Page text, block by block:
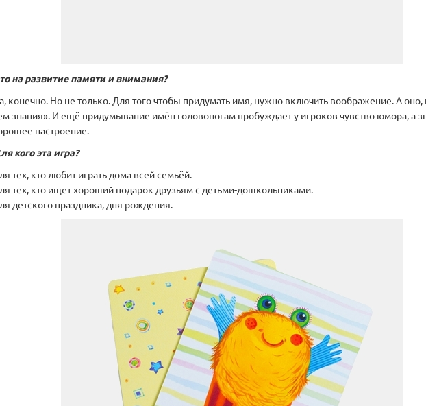
на развитие памяти и внимания?
конечно. Но не только. Для того чтобы придумать имя, нужно включить воображение. А
знания». И ещё придумывание имён головоногам пробуждает у игроков чувство юмора, а
настроение.
кого эта игра?
тех, кто любит играть дома всей семьёй.
тех, кто ищет хороший подарок друзьям с детьми-дошкольниками.
детского праздника, дня рождения.